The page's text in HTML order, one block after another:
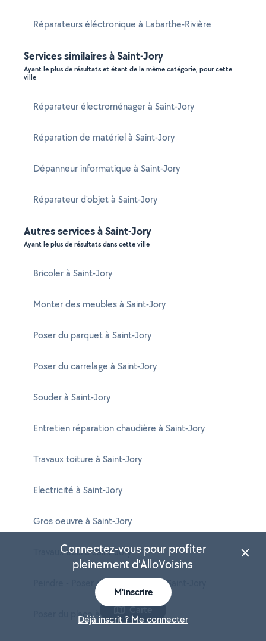
Réparateurs éléctronique à Labarthe-Rivière
Services similaires à Saint-Jory
Ayant le plus de résultats et étant de la même catégorie, pour cette
ville
Réparateur électroménager à Saint-Jory
Réparation de matériel à Saint-Jory
Dépanneur informatique à Saint-Jory
Réparateur d'objet à Saint-Jory
Autres services à Saint-Jory
Ayant le plus de résultats dans cette ville
Bricoler à Saint-Jory
Monter des meubles à Saint-Jory
Poser du parquet à Saint-Jory
Poser du carrelage à Saint-Jory
Souder à Saint-Jory
Entretien réparation chaudière à Saint-Jory
Travaux toiture à Saint-Jory
Electricité à Saint-Jory
Gros oeuvre à Saint-Jory
Travaux Bois à Saint-Jory
Peindre - Poser du papier peint à Saint-Jory
Poser du placo à Saint-JoryCarte
Connectez-vous pour profiter
pleinement d'AlloVoisins
M'inscrire
Déjà inscrit ? Me connecter